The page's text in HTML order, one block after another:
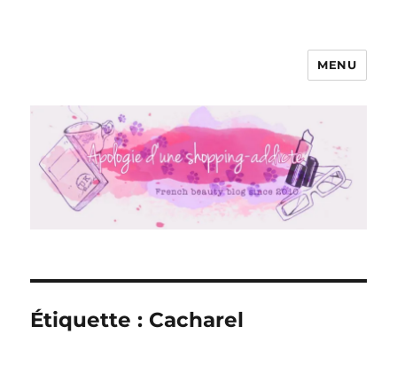
Apologie d'une Shopping-addicte
MENU
Étiquette : Cacharel